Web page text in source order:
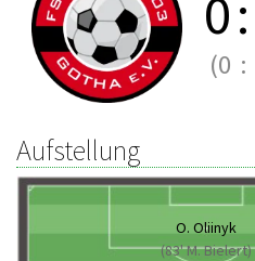
0:
(0 :
Aufstellung
O. Oliinyk
(83' M. Bielert)